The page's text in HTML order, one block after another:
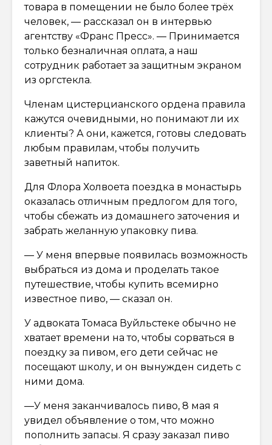
товара в помещении не было более трёх
человек, — рассказал он в интервью
агентству «Франс Пресс». — Принимается
только безналичная оплата, а наш
сотрудник работает за защитным экраном
из оргстекла.
Членам цистерцианского ордена правила
кажутся очевидными, но понимают ли их
клиенты? А они, кажется, готовы следовать
любым правилам, чтобы получить
заветный напиток.
Для Флора Холвоета поездка в монастырь
оказалась отличным предлогом для того,
чтобы сбежать из домашнего заточения и
забрать желанную упаковку пива.
— У меня впервые появилась возможность
выбраться из дома и проделать такое
путешествие, чтобы купить всемирно
известное пиво, — сказал он.
У адвоката Томаса Вуйльстеке обычно не
хватает времени на то, чтобы сорваться в
поездку за пивом, его дети сейчас не
посещают школу, и он вынужден сидеть с
ними дома.
—У меня заканчивалось пиво, 8 мая я
увидел объявление о том, что можно
пополнить запасы. Я сразу заказал пиво